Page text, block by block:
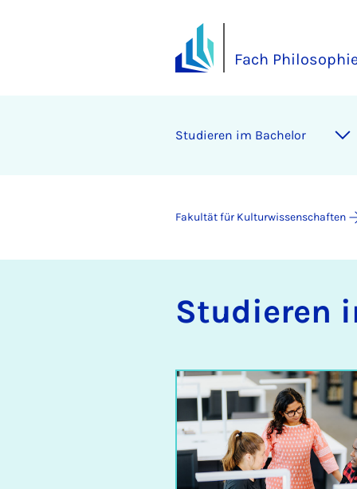
Fach
Stu­die­ren im Ba­che­lor
Fakultät für Kulturwissenschaften
Stu­die­ren